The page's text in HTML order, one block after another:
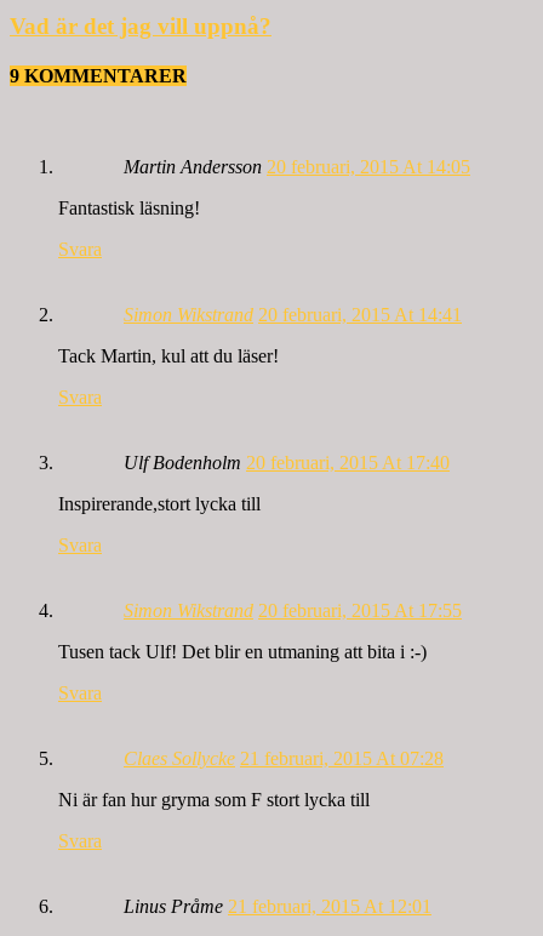
Vad är det jag vill uppnå?
9 KOMMENTARER
Martin Andersson 20 februari, 2015 At 14:05
Fantastisk läsning!
Svara
Simon Wikstrand 20 februari, 2015 At 14:41
Tack Martin, kul att du läser!
Svara
Ulf Bodenholm 20 februari, 2015 At 17:40
Inspirerande,stort lycka till
Svara
Simon Wikstrand 20 februari, 2015 At 17:55
Tusen tack Ulf! Det blir en utmaning att bita i :-)
Svara
Claes Sollycke 21 februari, 2015 At 07:28
Ni är fan hur gryma som F stort lycka till
Svara
Linus Pråme 21 februari, 2015 At 12:01